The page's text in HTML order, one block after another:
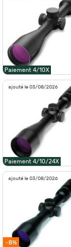
Paiement 4/10X
ajouté le 03/08/2026
Paiement 4/10/24X
ajouté le 03/08/2026
-8%